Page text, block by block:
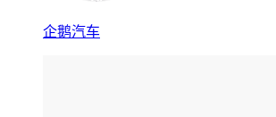
企鹅汽车